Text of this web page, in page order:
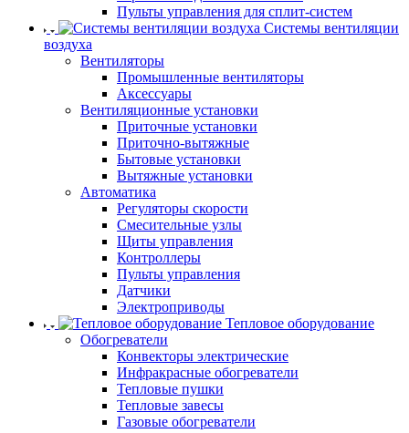
Пульты управления для сплит-систем
Системы вентиляции
воздуха
Вентиляторы
Промышленные вентиляторы
Аксессуары
Вентиляционные установки
Приточные установки
Приточно-вытяжные
Бытовые установки
Вытяжные установки
Автоматика
Регуляторы скорости
Смесительные узлы
Щиты управления
Контроллеры
Пульты управления
Датчики
Электроприводы
Тепловое оборудование
Обогреватели
Конвекторы электрические
Инфракрасные обогреватели
Тепловые пушки
Тепловые завесы
Газовые обогреватели